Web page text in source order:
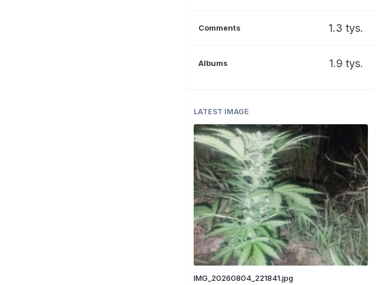
Comments 1.3 tys.
Albums 1.9 tys.
LATEST IMAGE
IMG_20260804_221841.jpg